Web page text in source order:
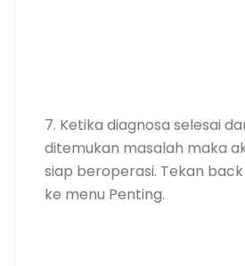
7. Ketika diagnosa selesai
ditemukan masalah maka
siap beroperasi. Tekan
ke menu Penting.